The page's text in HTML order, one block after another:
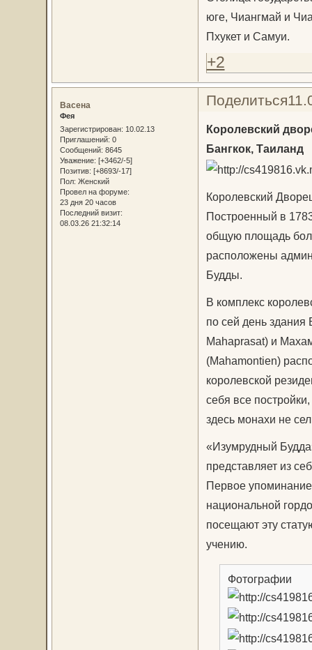
юге, Чиангмай и
Пхукет и Самуи.
+2
Поделиться
Васена
Фея
Зарегистрирован: 10.02.13
Приглашений: 0
Сообщений: 8645
Уважение: [+3462/-5]
Позитив: [+8693/-17]
Пол: Женский
Провел на форуме:
23 дня 20 часов
Последний визит:
08.03.26 21:32:14
Королевский
Бангкок, Таиланд
Королевский
Построенный в
общую площадь
расположены
Будды.
В комплекс
по сей день здания
Mahaprasat) и
(Mahamontien)
королевской
себя все
здесь монахи не
«Изумрудный
представляет из
Первое упоминание
национальной
посещают эту
учению.
Фотографии